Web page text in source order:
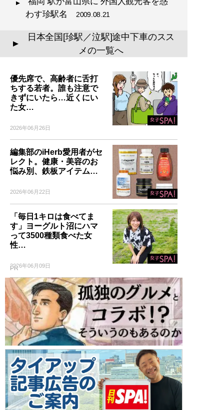
わす珍駅名 2009.08.21
▲
日本全国[珍駅／泣駅]途中下車のスス
メの一覧へ
優先席で、高齢者に舌打
ちする若者。誰も注意で
きずにいたら…近くにい
た女…
2026年06月26日
編集部のiHerb愛用者がセ
レクト。健康・美容のお
悩み別、鉄板アイテム…
2026年06月22日
「毎日1キロは食べてま
す」ヨーグルト沼にハマ
って3500種類食べた女
性…
2026年06月09日
PR